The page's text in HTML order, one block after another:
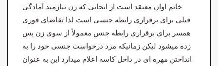
خانم اوان معتقد است از انجایی که زن نیازمند آمادگی
قبلی برای برقراری رابطه جنسی است لذا تقاضای فوری
همسر برای برقراری رابطه جنس معمولاً از سوی زن پس
زده میشود لیکن زمانیکه مرد درخواست جنسی خود را به
انداختن مهره ای در داخل کاسه اعلام میدارد این به عنوان